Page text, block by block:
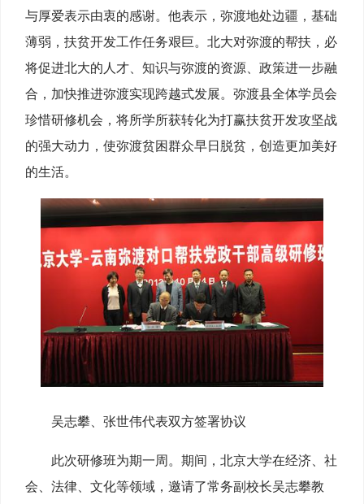
与厚爱表示由衷的感谢。他表示，弥渡地处边疆，基础
薄弱，扶贫开发工作任务艰巨。北大对弥渡的帮扶，必
将促进北大的人才、知识与弥渡的资源、政策进一步融
合，加快推进弥渡实现跨越式发展。弥渡县全体学员会
珍惜研修机会，将所学所获转化为打赢扶贫开发攻坚战
的强大动力，使弥渡贫困群众早日脱贫，创造更加美好
的生活。
吴志攀、张世伟代表双方签署协议
此次研修班为期一周。期间，北京大学在经济、社
会、法律、文化等领域，邀请了常务副校长吴志攀教